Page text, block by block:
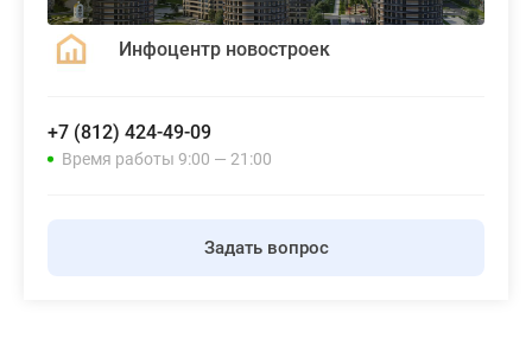
Инфоцентр новостроек
+7 (812) 424-49-09
Время работы 9:00 — 21:00
Задать вопрос